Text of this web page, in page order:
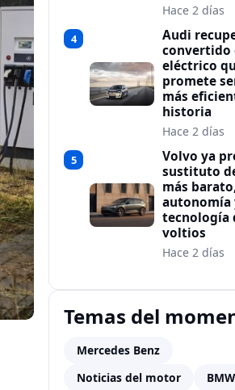
Hace 2 días
4
Audi
convertido
eléctrico
promete
más
historia
Hace 2 días
5
Volvo ya
sustituto
más
autonomía
tecnología
voltios
Hace 2 días
Temas del
Mercedes Benz
Noticias del motor
BMW